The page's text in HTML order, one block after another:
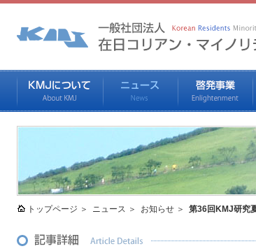
トップページ ニュース お知らせ 第36回KMJ研究